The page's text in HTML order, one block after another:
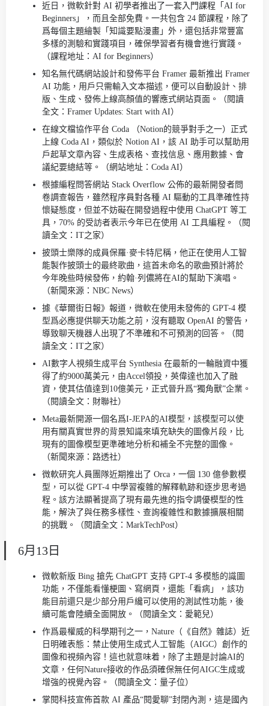
近日，微軟針對 AI 初學者推出了一套入門課程「AI for
Beginners」，而且全部免費。一共包含 24 節課程，除了
爲每個主題繪製「知識要點漫畫」外，還包括非常豐富
多樣的測驗和實踐項目，確保學習者有機會進行實踐。
（課程地址：AI for Beginners）
知名無代碼網站設計和發佈平台 Framer 最新推出 Framer
AI 功能，用戶只需輸入文本描述，便可以自動設計、排
版、生成、發佈上線高顏值的響應式網站頁面。（閱讀
全文：Framer Updates: Start with AI）
在線文檔協作平台 Coda （Notion的競爭對手之一）正式
上線 Coda AI，類似於 Notion AI，該 AI 助手可以幫助用
戶起草文章內容、生成表格、查找信息、應用數據、會
議紀要總結等。（網站地址：Coda AI）
根據編程問答網站 Stack Overflow 公佈的最新開發者問
卷調查報告，雖然程序員對各種 AI 驅動的工具準確性持
懷疑態度，但並不妨礙在開發過程中使用 ChatGPT 等工
具，70% 的受訪者表示今年已在使用 AI 工具編程。（閱
讀全文：IT之家）
披頭士樂隊的成員保羅·麥卡特尼稱，他正在使用人工智
能製作披頭士的最終歌曲，這首未命名的歌曲預計將於
今年晚些時候發佈，約翰·列儂將在AI的幫助下演唱。
（新聞來源：NBC News）
據《華爾街日報》報道，微軟在使用未發佈的 GPT-4 模
型爲必應提供聊天功能之前，沒有聽取 OpenAI 的警告，
導致聊天機器人出現了不準確和不可預測的回答。（閱
讀全文：IT之家）
AI數字人視頻生成平台 Synthesia 在最新的一輪融資中獲
得了約9000萬美元，由Accel領投，英偉達也加入了融
資，使其估值達到10億美元，正式晉升爲“獨角獸”企業。
（閱讀全文：財聯社）
Meta最新開源一個名爲I-JEPA的AI模型，該模型可以使
用有關真實世界的背景知識來填充缺失的圖像片段，比
現有的圖像模型更準確地分析和補全不完整的圖像。
（新聞來源：路透社）
微軟研究人員團隊近期推出了 Orca，一個 130 億參數模
型，可以從 GPT-4 中學習複雜的解釋軌跡和逐步思考過
程。該方法顯著提高了現有最先進的指令調優模型的性
能，解決了與任務多樣性、查詢複雜性和數據擴展相關
的挑戰。（閱讀全文：MarkTechPost）
6月13日
微軟新版 Bing 搶先 ChatGPT 支持 GPT-4 多模態的識圖
功能，不僅能看懂梗圖、寫網頁，還能「看病」，該功
能目前還只是少部分用戶纔可以使用的測試性功能，後
續可能會陸續全面開放。（閱讀全文：愛範兒）
作爲最權威的科學期刊之一，Nature（《自然》雜誌）近
日明確表態：禁止使用生成式人工智能（AIGC）創作的
圖像和視頻內容！這也就意味着，除了主題是討論AI的
文章，任何Nature接收的作品須確保無任何AIGC生成或
增強的視覺內容。（閱讀全文：量子位）
掌閱科技宣佈首款 AI 產品“閱愛聊”封閉內測，這是國內